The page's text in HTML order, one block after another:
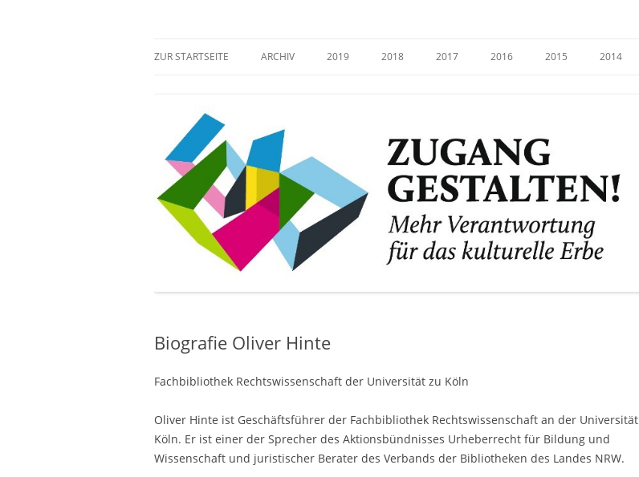
ZUR STARTSEITE ARCHIV 2019 2018 2017 2016 2015 2014
Biografie Oliver Hinte
Fachbibliothek Rechtswissenschaft der Universität zu Köln
Oliver Hinte ist Geschäftsführer der Fachbibliothek Rechtswissenschaft an der Universität
Köln. Er ist einer der Sprecher des Aktionsbündnisses Urheberrecht für Bildung und
Wissenschaft und juristischer Berater des Verbands der Bibliotheken des Landes NRW.